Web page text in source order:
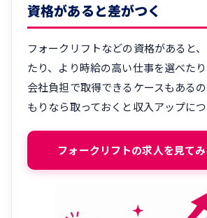
資格があると差がつく
フォークリフトなどの資格があると
たり、より時給の高い仕事を選べた
会社負担で取得できるケースもある
もりなら取っておくと収入アップにつ
フォークリフトの求人を見てみ